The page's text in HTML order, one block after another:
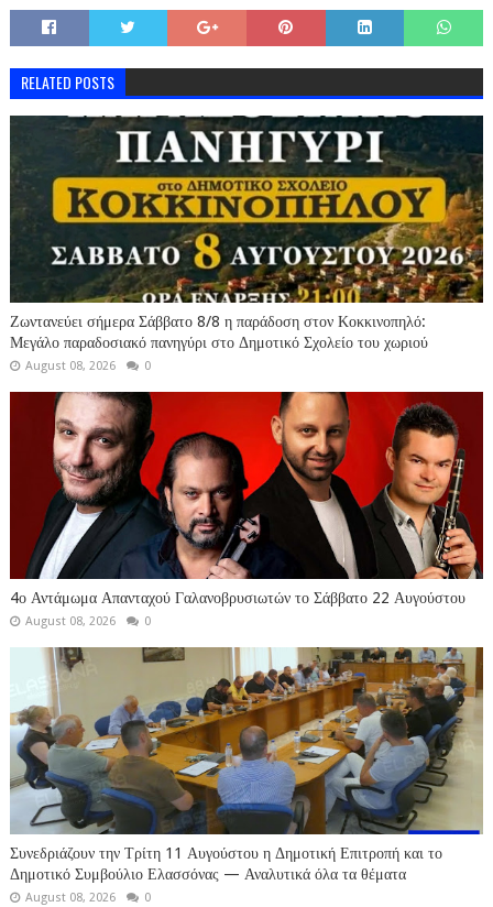
RELATED POSTS
Ζωντανεύει σήμερα Σάββατο 8/8 η παράδοση στον Κοκκινοπηλό:
Μεγάλο παραδοσιακό πανηγύρι στο Δημοτικό Σχολείο του χωριού
August 08, 2026 0
4ο Αντάμωμα Απανταχού Γαλανοβρυσιωτών το Σάββατο 22 Αυγούστου
August 08, 2026 0
Συνεδριάζουν την Τρίτη 11 Αυγούστου η Δημοτική Επιτροπή και το
Δημοτικό Συμβούλιο Ελασσόνας — Αναλυτικά όλα τα θέματα
August 08, 2026 0